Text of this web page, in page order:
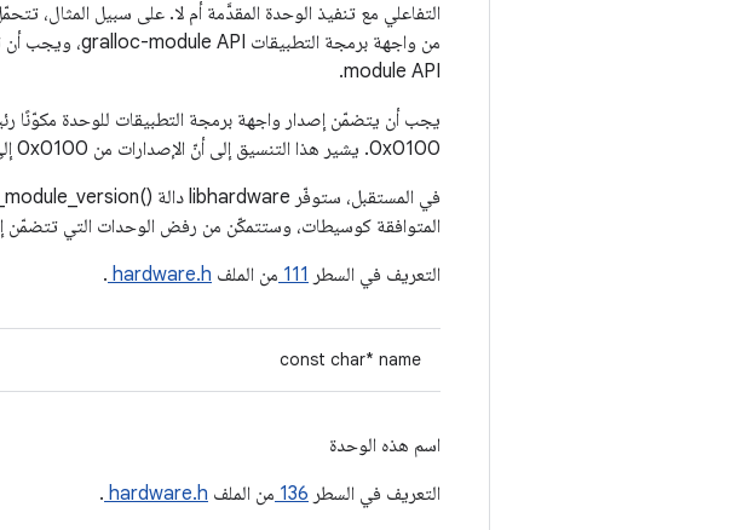
module API.
0x0100. يشير هذا التنسيق إلى أنّ الإصدارات من 0x0100 إلى 0x01ff متوافقة مع واجهة برمجة التطبيقات.
المتوافقة كوسيطات، وستتمكّن من رفض الوحدات التي تتضمّن
التعريف في السطر 111 من الملف hardware.h
.
const char* name
اسم هذه الوحدة
التعريف في السطر 136 من الملف hardware.h
.